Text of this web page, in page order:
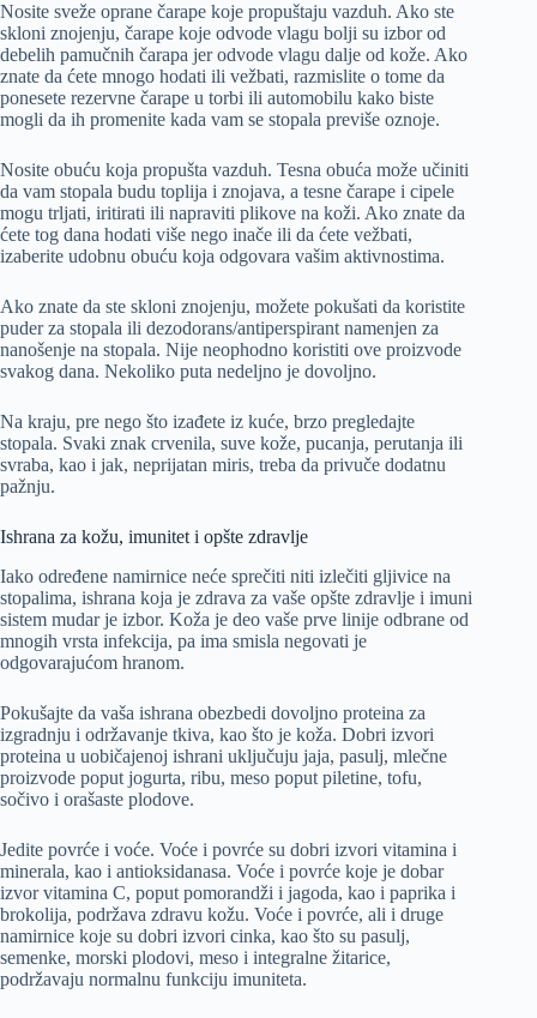
Nosite sveže oprane čarape koje propuštaju vazduh. Ako ste
skloni znojenju, čarape koje odvode vlagu bolji su izbor od
debelih pamučnih čarapa jer odvode vlagu dalje od kože. Ako
znate da ćete mnogo hodati ili vežbati, razmislite o tome da
ponesete rezervne čarape u torbi ili automobilu kako biste
mogli da ih promenite kada vam se stopala previše oznoje.
Nosite obuću koja propušta vazduh. Tesna obuća može učiniti
da vam stopala budu toplija i znojava, a tesne čarape i cipele
mogu trljati, iritirati ili napraviti plikove na koži. Ako znate da
ćete tog dana hodati više nego inače ili da ćete vežbati,
izaberite udobnu obuću koja odgovara vašim aktivnostima.
Ako znate da ste skloni znojenju, možete pokušati da koristite
puder za stopala ili dezodorans/antiperspirant namenjen za
nanošenje na stopala. Nije neophodno koristiti ove proizvode
svakog dana. Nekoliko puta nedeljno je dovoljno.
Na kraju, pre nego što izađete iz kuće, brzo pregledajte
stopala. Svaki znak crvenila, suve kože, pucanja, perutanja ili
svraba, kao i jak, neprijatan miris, treba da privuče dodatnu
pažnju.
Ishrana za kožu, imunitet i opšte zdravlje
Iako određene namirnice neće sprečiti niti izlečiti gljivice na
stopalima, ishrana koja je zdrava za vaše opšte zdravlje i imuni
sistem mudar je izbor. Koža je deo vaše prve linije odbrane od
mnogih vrsta infekcija, pa ima smisla negovati je
odgovarajućom hranom.
Pokušajte da vaša ishrana obezbedi dovoljno proteina za
izgradnju i održavanje tkiva, kao što je koža. Dobri izvori
proteina u uobičajenoj ishrani uključuju jaja, pasulj, mlečne
proizvode poput jogurta, ribu, meso poput piletine, tofu,
sočivo i orašaste plodove.
Jedite povrće i voće. Voće i povrće su dobri izvori vitamina i
minerala, kao i antioksidanasa. Voće i povrće koje je dobar
izvor vitamina C, poput pomorandži i jagoda, kao i paprika i
brokolija, podržava zdravu kožu. Voće i povrće, ali i druge
namirnice koje su dobri izvori cinka, kao što su pasulj,
semenke, morski plodovi, meso i integralne žitarice,
podržavaju normalnu funkciju imuniteta.